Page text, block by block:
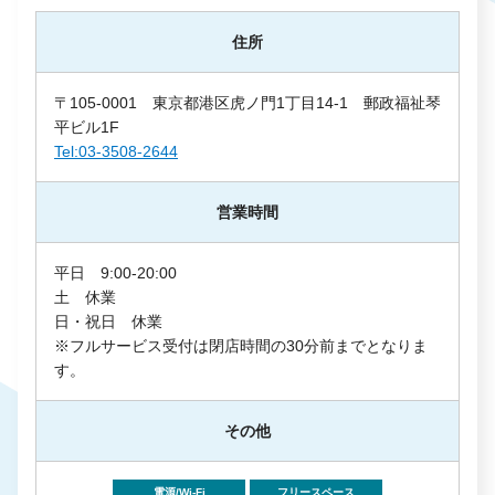
住所
〒105-0001 東京都港区虎ノ門1丁目14-1 郵政福祉琴
平ビル1F
Tel:03-3508-2644
営業時間
平日 9:00-20:00
土 休業
日・祝日 休業
※フルサービス受付は閉店時間の30分前までとなりま
す。
その他
電源/Wi-Fi フリースペース